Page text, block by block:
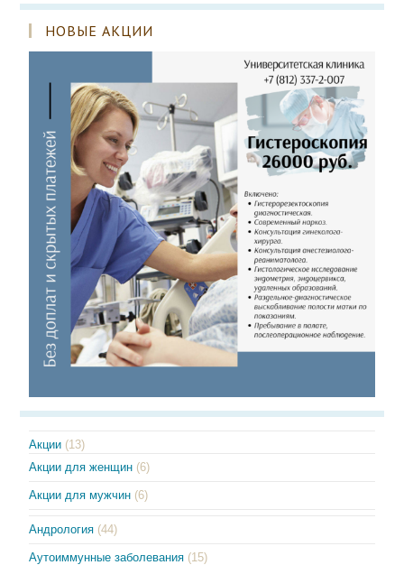
НОВЫЕ АКЦИИ
Акции (13)
Акции для женщин (6)
Акции для мужчин (6)
Андрология (44)
Аутоиммунные заболевания (15)